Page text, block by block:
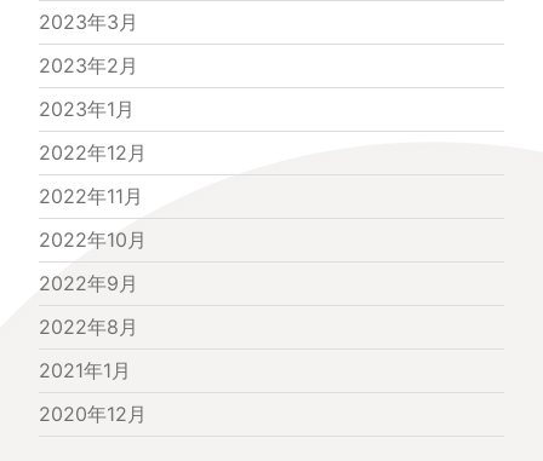
2023年3月
2023年2月
2023年1月
2022年12月
2022年11月
2022年10月
2022年9月
2022年8月
2021年1月
2020年12月